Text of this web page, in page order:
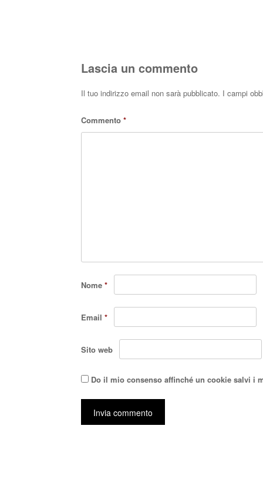
Lascia un commento
Il tuo indirizzo email non sarà pubblicato. I campi
Commento *
Nome *
Email *
Sito web
Do il mio consenso affinché un cookie salvi i